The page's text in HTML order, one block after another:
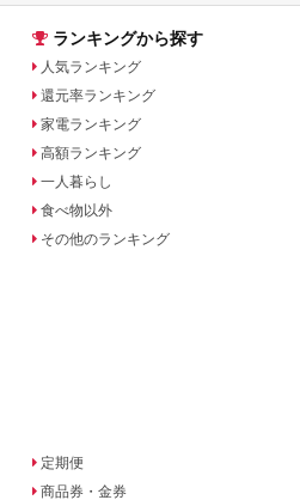
ランキングから探す
人気ランキング
還元率ランキング
家電ランキング
高額ランキング
一人暮らし
食べ物以外
その他のランキング
定期便
商品券・金券